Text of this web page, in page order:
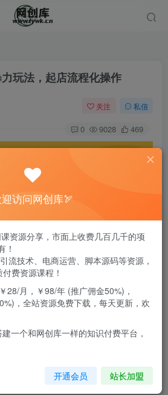
玩法，起店流程化操作
关注 私信
0 9028 469
访问网创库🏹
资源分享，市面上收费几百几千的项
！
流技术、电商运营、脚本源码等资源，
费资源课程！
28/月，￥98/年 (推广佣金50%)，
，全站资源免费下载，每天更新，欢
一个和网创库一样的知识付费平台，
开通会员 站长加盟